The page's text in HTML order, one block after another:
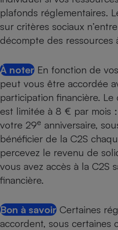
plafonds réglementaires.
sur critères sociaux
décompte des ressources
À noter En fonction de
peut vous être accordée
participation financière.
est limitée à 8 € par mois
votre 29e anniversaire,
bénéficier de la C2S
percevez le revenu de
vous avez accès à la C2S
financière.
Bon à savoir Certaines
accordent, sous certaines